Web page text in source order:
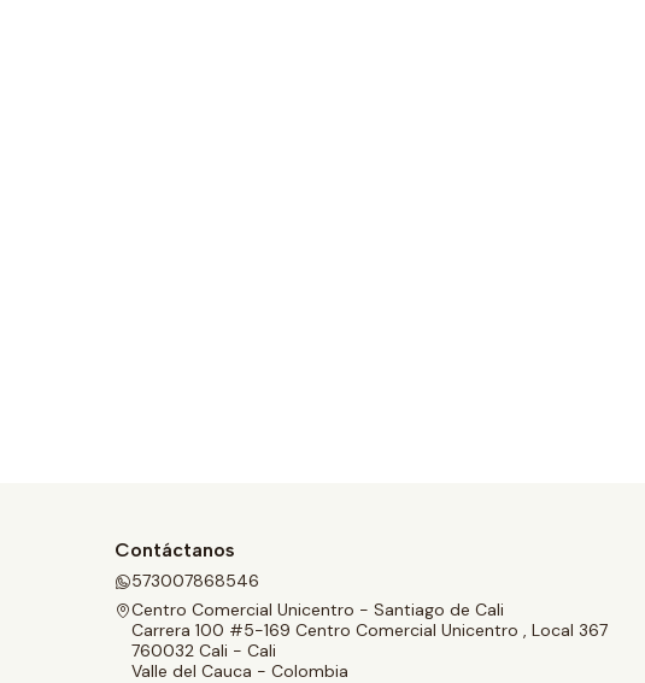
Contáctanos
573007868546
Centro Comercial Unicentro - Santiago de Cali
Carrera 100 #5-169 Centro Comercial Unicentro , Local 367
760032 Cali - Cali
Valle del Cauca - Colombia